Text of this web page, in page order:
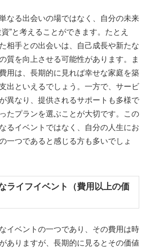
なる出会いの場ではなく、自分の未来
”と考えることができます。たとえ
相手との出会いは、自己成長や新たな
質を向上させる可能性があります。ま
用は、長期的に見れば幸せな家庭を築
出といえるでしょう。一方で、サービ
異なり、提供されるサポートも多様で
たプランを選ぶことが大切です。この
るイベントではなく、自分の人生にお
一つであると感じる方も多いでしょ
ライフイベント（費用以上の価
イベントの一つであり、その費用は時
ありますが、長期的に見るとその価値